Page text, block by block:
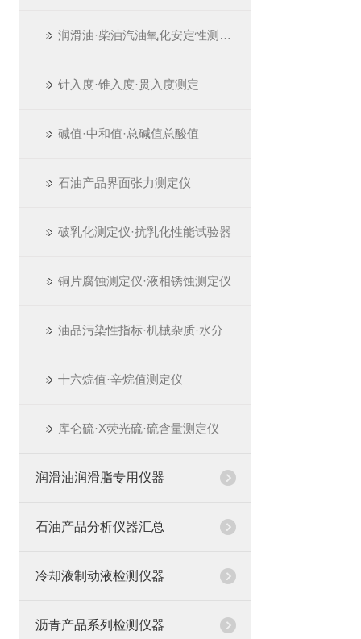
润滑油·柴油汽油氧化安定性测定仪
针入度·锥入度·贯入度测定
碱值·中和值·总碱值总酸值
石油产品界面张力测定仪
破乳化测定仪·抗乳化性能试验器
铜片腐蚀测定仪·液相锈蚀测定仪
油品污染性指标·机械杂质·水分
十六烷值·辛烷值测定仪
库仑硫·X荧光硫·硫含量测定仪
润滑油润滑脂专用仪器
石油产品分析仪器汇总
冷却液制动液检测仪器
沥青产品系列检测仪器